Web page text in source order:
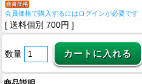
会員価格で購入するにはログインが必要です
[ 送料個別 700円 ]
数量